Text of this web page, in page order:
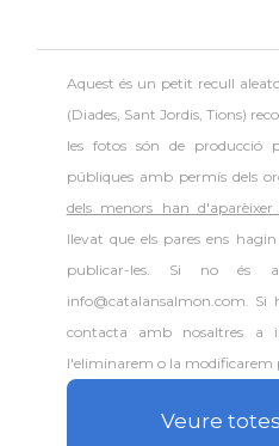
Aquest és un petit recull
(Diades, Sant Jordis, Tions)
les fotos són de producció
públiques amb permís dels
dels menors han d'aparèixer
llevat que els pares ens
publicar-les. Si no és
info@catalansalmon.com. Si
contacta amb nosaltres a
l'eliminarem o la modificarem
Veure